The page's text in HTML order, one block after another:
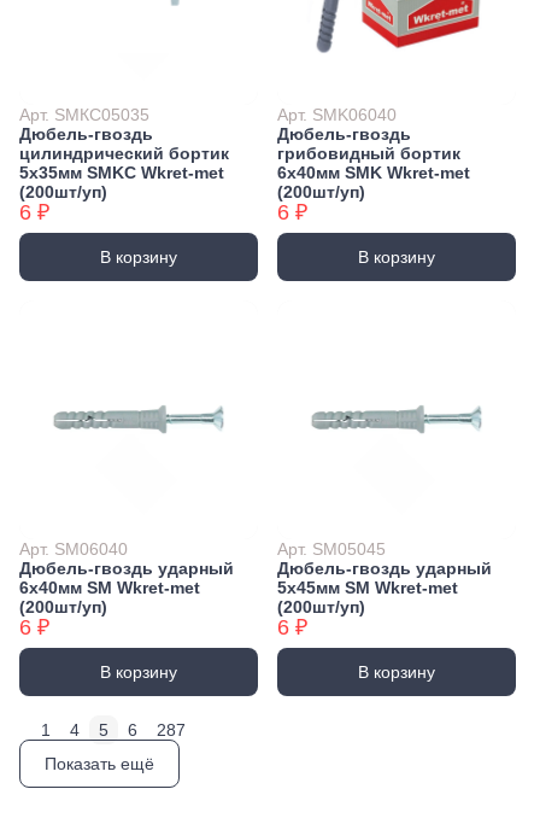
Арт. SMКC05035
Дюбель-гвоздь
цилиндрический бортик
5х35мм SMKC Wkret-met
(200шт/уп)
6 ₽
В корзину
Арт. SMK06040
Дюбель-гвоздь
грибовидный бортик
6х40мм SMK Wkret-met
(200шт/уп)
6 ₽
В корзину
Арт. SM06040
Дюбель-гвоздь ударный
6х40мм SM Wkret-met
(200шт/уп)
6 ₽
В корзину
Арт. SM05045
Дюбель-гвоздь ударный
5х45мм SM Wkret-met
(200шт/уп)
6 ₽
В корзину
1 4 5 6
287
Показать ещё